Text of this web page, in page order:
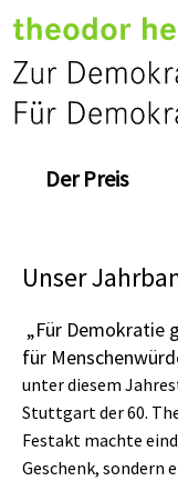
Der Preis
Unser
„Für Demokratie
für
unter diesem
Stuttgart der 60.
Festakt machte
Geschenk, sondern